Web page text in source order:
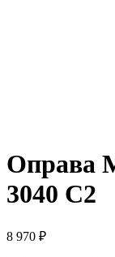
Оправа
3040 C2
8 970 ₽